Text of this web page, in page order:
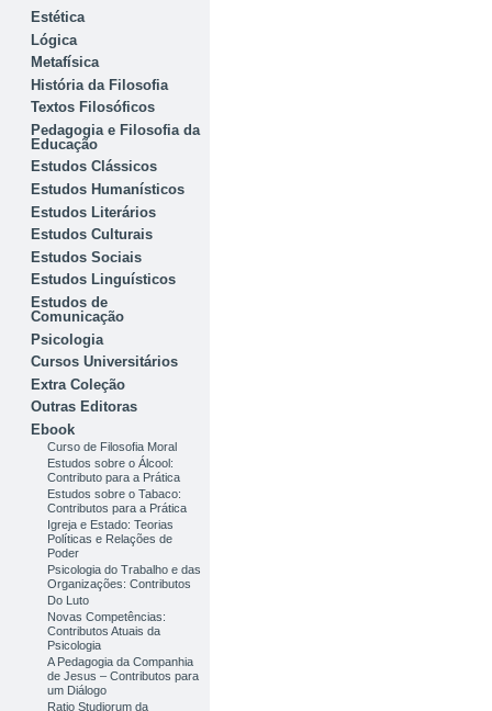
Estética
Lógica
Metafísica
História da Filosofia
Textos Filosóficos
Pedagogia e Filosofia da
Educação
Estudos Clássicos
Estudos Humanísticos
Estudos Literários
Estudos Culturais
Estudos Sociais
Estudos Linguísticos
Estudos de
Comunicação
Psicologia
Cursos Universitários
Extra Coleção
Outras Editoras
Ebook
Curso de Filosofia Moral
Estudos sobre o Álcool:
Contributo para a Prática
Estudos sobre o Tabaco:
Contributos para a Prática
Igreja e Estado: Teorias
Políticas e Relações de
Poder
Psicologia do Trabalho e das
Organizações: Contributos
Do Luto
Novas Competências:
Contributos Atuais da
Psicologia
A Pedagogia da Companhia
de Jesus – Contributos para
um Diálogo
Ratio Studiorum da